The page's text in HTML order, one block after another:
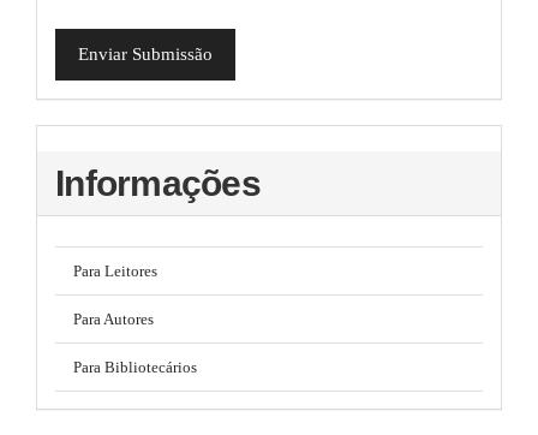
Enviar Submissão
Informações
Para Leitores
Para Autores
Para Bibliotecários